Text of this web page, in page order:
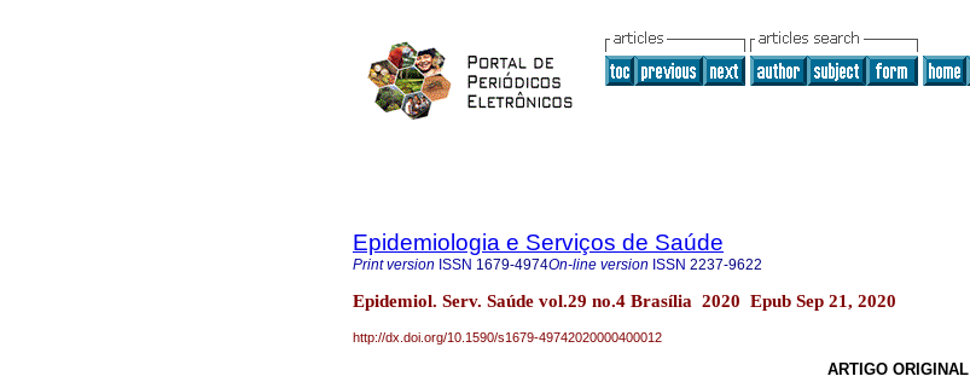
Epidemiologia e Serviços de Saúde
Print version ISSN 1679-4974On-line version ISSN 2237-9622
Epidemiol. Serv. Saúde vol.29 no.4 Brasília 2020 Epub Sep 21, 2020
http://dx.doi.org/10.1590/s1679-49742020000400012
ARTIGO ORIGINAL